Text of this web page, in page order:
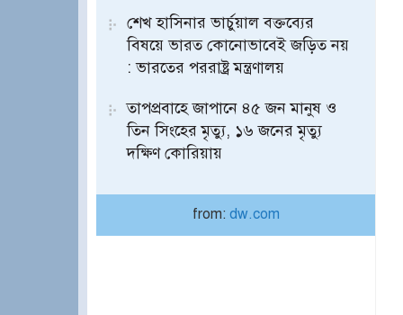
শেখ হাসিনার ভার্চুয়াল বক্তব্যের
বিষয়ে ভারত কোনোভাবেই জড়িত নয়
: ভারতের পররাষ্ট্র মন্ত্রণালয়
তাপপ্রবাহে জাপানে ৪৫ জন মানুষ ও
তিন সিংহের মৃত্যু, ১৬ জনের মৃত্যু
দক্ষিণ কোরিয়ায়
from: dw.com